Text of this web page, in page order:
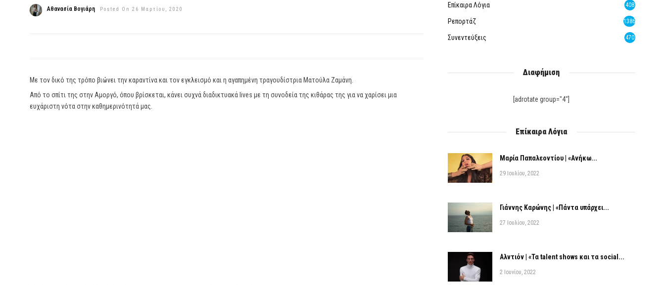
Αθανασία Βογιάρη Posted On 26 Μαρτίου, 2020
Με τον δικό της τρόπο βιώνει την καραντίνα και τον εγκλεισμό και η αγαπημένη τραγουδίστρια Ματούλα Ζαμάνη.
Από το σπίτι της στην Αμοργό, όπου βρίσκεται, κάνει συχνά διαδικτυακά lives με τη συνοδεία της κιθάρας της για να χαρίσει μια
ευχάριστη νότα στην καθημερινότητά μας.
Επίκαιρα Λόγια 408
Ρεπορτάζ 1386
Συνεντεύξεις 470
Διαφήμιση
[adrotate group="4"]
Επίκαιρα Λόγια
Μαρία Παπαλεοντίου | «Ανήκω...
29 Ιουλίου, 2022
Γιάννης Καρώνης | «Πάντα υπάρχει...
27 Ιουλίου, 2022
Αλντιόν | «Τα talent shows και τα social...
2 Ιουνίου, 2022